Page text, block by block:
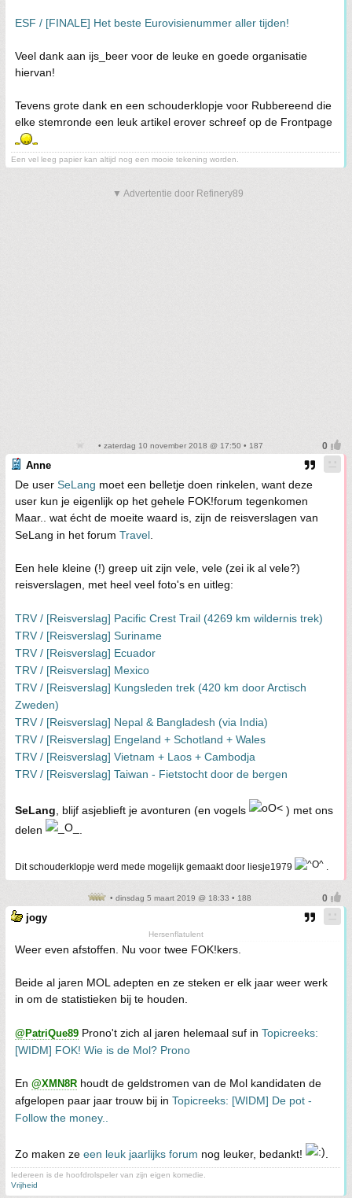
ESF / [FINALE] Het beste Eurovisienummer aller tijden!
Veel dank aan ijs_beer voor de leuke en goede organisatie
hiervan!
Tevens grote dank en een schouderklopje voor Rubbereend die
elke stemronde een leuk artikel erover schreef op de Frontpage
Een vel leeg papier kan altijd nog een mooie tekening worden.
▼ Advertentie door Refinery89
• zaterdag 10 november 2018 @ 17:50 • 187
Anne
De user SeLang moet een belletje doen rinkelen, want deze
user kun je eigenlijk op het gehele FOK!forum tegenkomen
Maar.. wat écht de moeite waard is, zijn de reisverslagen van
SeLang in het forum Travel
Een hele kleine (!) greep uit zijn vele, vele (zei ik al vele?)
reisverslagen, met heel veel foto's en uitleg:
TRV / [Reisverslag] Pacific Crest Trail (4269 km wildernis trek)
TRV / [Reisverslag] Suriname
TRV / [Reisverslag] Ecuador
TRV / [Reisverslag] Mexico
TRV / [Reisverslag] Kungsleden trek (420 km door Arctisch
Zweden)
TRV / [Reisverslag] Nepal & Bangladesh (via India)
TRV / [Reisverslag] Engeland + Schotland + Wales
TRV / [Reisverslag] Vietnam + Laos + Cambodja
TRV / [Reisverslag] Taiwan - Fietstocht door de bergen
SeLang , blijf asjeblieft je avonturen (en vogels
) met ons
delen
Dit schouderklopje werd mede mogelijk gemaakt door liesje1979 .
• dinsdag 5 maart 2019 @ 18:33 • 188
jogy
Hersenflatulent
Weer even afstoffen. Nu voor twee FOK!kers.
Beide al jaren MOL adepten en ze steken er elk jaar weer werk
in om de statistieken bij te houden.
@PatriQue89 Prono't zich al jaren helemaal suf in Topicreeks:
[WIDM] FOK! Wie is de Mol? Prono
En @XMN8R houdt de geldstromen van de Mol kandidaten de
afgelopen paar jaar trouw bij in Topicreeks: [WIDM] De pot -
Follow the money..
Zo maken ze een leuk jaarlijks forum nog leuker, bedankt!
Iedereen is de hoofdrolspeler van zijn eigen komedie.
Vrijheid